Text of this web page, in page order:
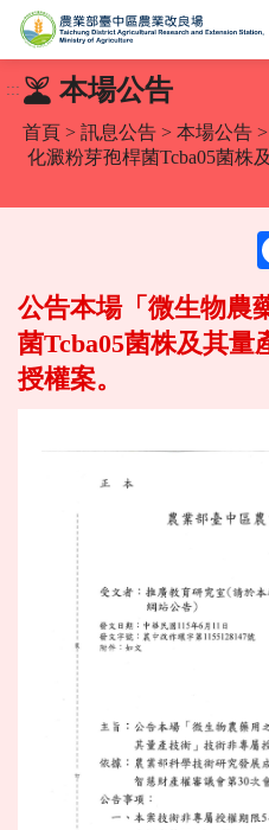
到
::: 本場公告
首頁 > 訊息公告 > 本場公告
化澱粉芽孢桿菌Tcba05菌株
公告本場「微生物農
菌Tcba05菌株及其量
授權案。